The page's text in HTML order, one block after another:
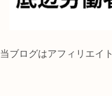
当ブログはアフィリエイ